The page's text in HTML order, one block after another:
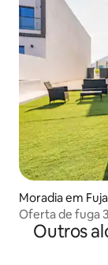
Moradia em
Oferta de fuga
panorâmicas
Outros